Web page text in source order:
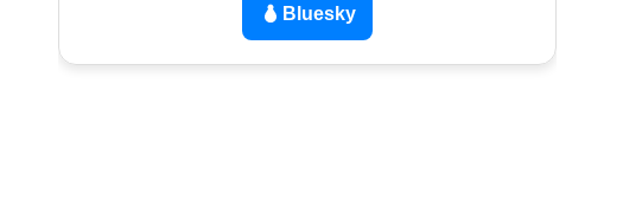
Bluesky